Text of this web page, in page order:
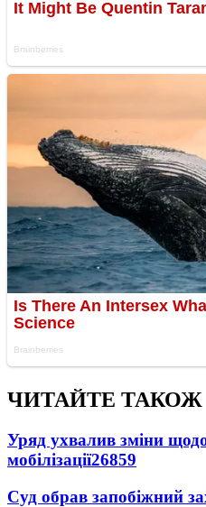
ЧИТАЙТЕ ТАКОЖ
Уряд ухвалив зміни
мобілізації26859
Суд обрав запобіжний